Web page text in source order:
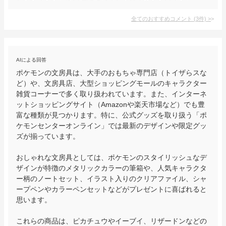
全てのおすすめコメント (3件) >
AIによる回答
ポケモンの文房具は、大手のおもちゃ専門店（トイザらスな
ど）や、文房具店、大型ショッピングモールのキャラクター
雑貨コーナーで多く取り扱われています。また、インターネ
ットショッピングサイト（Amazonや楽天市場など）でも豊
富な種類が見つかります。特に、公式グッズを取り扱う「ポ
ケモンセンターオンライン」では最新のデザインや限定グッ
ズが揃っています。
おしゃれな文房具としては、ポケモンのスタイリッシュなデ
ザインが特徴のメタリックカラーの筆箱や、人気キャラクタ
ー柄のノートセット、イラスト入りのクリアファイル、シャ
ープペンやカラーペンセットなどがプレゼントに喜ばれると
思います。
これらの商品は、ピカチュウやイーブイ、リザードンなどの